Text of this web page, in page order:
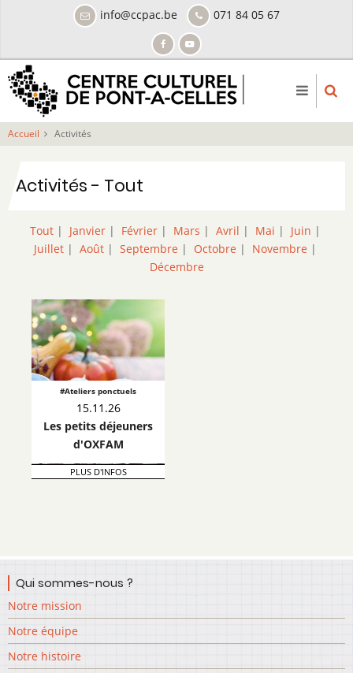
principal
info@ccpac.be 071 84 05 67
Accueil Activités
Activités - Tout
Tout| Janvier| Février| Mars | Avril | Mai | Juin |
Juillet| Août| Septembre | Octobre | Novembre |
Décembre
#Ateliers ponctuels
15.11.26
Les petits déjeuners
d'OXFAM
PLUS D'INFOS
Qui sommes-nous ?
Notre mission
Notre équipe
Notre histoire